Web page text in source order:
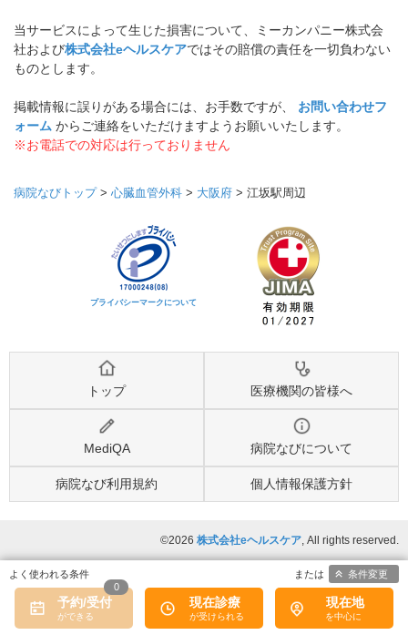
当サービスによって生じた損害について、ミーカンパニー株式会
社および株式会社eヘルスケアではその賠償の責任を一切負わない
ものとします。
掲載情報に誤りがある場合には、お手数ですが、 お問い合わせフ
ォーム からご連絡をいただけますようお願いいたします。
※お電話での対応は行っておりません
病院なびトップ> 心臓血管外科 > 大阪府 > 江坂駅周辺
プライバシーマークについて
トップ 医療機関の皆様へ
MediQA 病院なびについて
病院なび利用規約 個人情報保護方針
©2026 株式会社eヘルスケア, All rights reserved.
予約/受付
0
現在診療 現在地
条件変更